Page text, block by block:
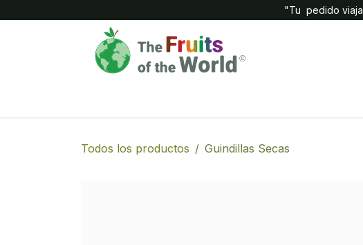
"Tu pedido viaja
Todos los productos Guindillas Secas